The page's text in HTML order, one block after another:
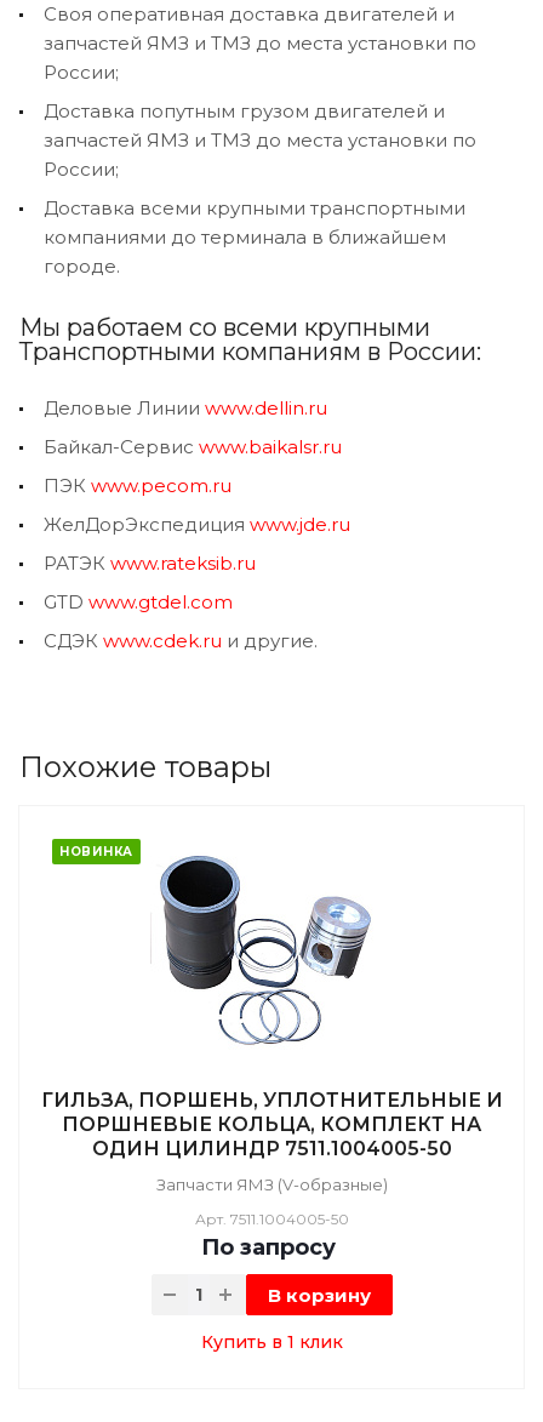
Своя оперативная доставка двигателей и
запчастей ЯМЗ и ТМЗ до места установки по
России;
Доставка попутным грузом двигателей и
запчастей ЯМЗ и ТМЗ до места установки по
России;
Доставка всеми крупными транспортными
компаниями до терминала в ближайшем
городе.
Мы работаем со всеми крупными
Транспортными компаниям в России:
Деловые Линии www.dellin.ru
Байкал-Сервис www.baikalsr.ru
ПЭК www.pecom.ru
ЖелДорЭкспедиция www.jde.ru
РАТЭК www.rateksib.ru
GTD www.gtdel.com
СДЭК www.cdek.ru и другие.
Похожие товары
НОВИНКА
ГИЛЬЗА, ПОРШЕНЬ, УПЛОТНИТЕЛЬНЫЕ И
ПОРШНЕВЫЕ КОЛЬЦА, КОМПЛЕКТ НА
ОДИН ЦИЛИНДР 7511.1004005-50
Запчасти ЯМЗ (V-образные)
Арт. 7511.1004005-50
По запросу
В корзину
Купить в 1 клик